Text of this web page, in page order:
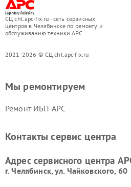
СЦ chl.apc-fix.ru - сеть сервисных
центров в Челябинске по ремонту и
обслуживанию техники APC
2021-2026 © СЦ chl.apc-fix.ru
Мы ремонтируем
Ремонт ИБП APC
Контакты сервис центра
Адрес сервисного центра
г. Челябинск, ул. Чайковского, 60